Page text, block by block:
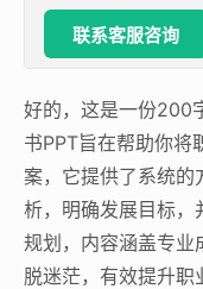
联系客服咨询
好的，这是一份200
书PPT旨在帮助你将
案，它提供了系统的
析，明确发展目标，
规划，内容涵盖专业
脱迷茫，有效提升